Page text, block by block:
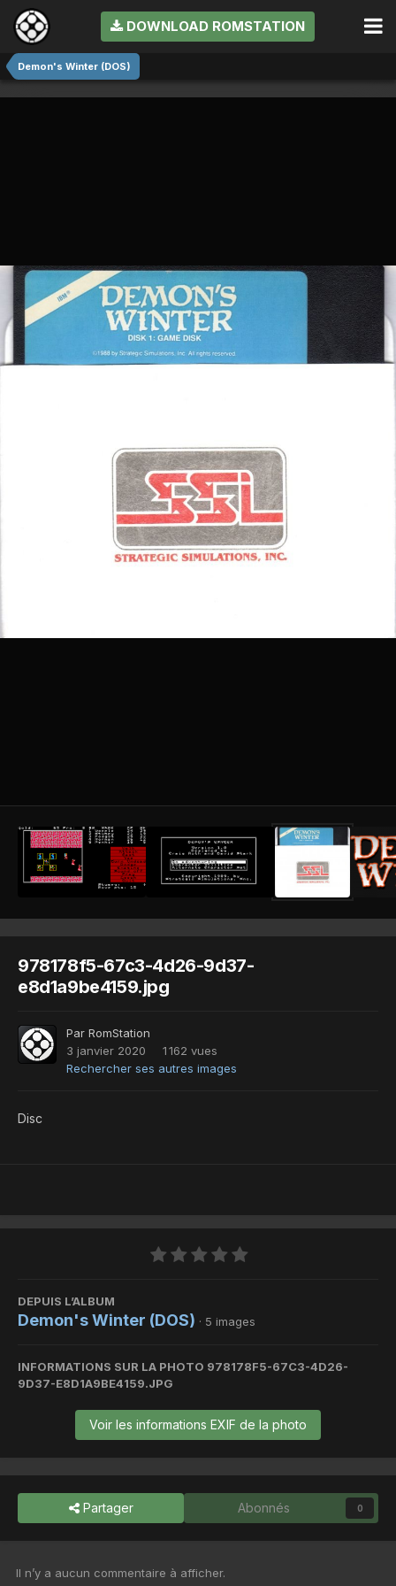
DOWNLOAD ROMSTATION
Demon's Winter (DOS)
978178f5-67c3-4d26-9d37-
e8d1a9be4159.jpg
Par RomStation
3 janvier 2020
1 162 vues
Rechercher ses autres images
Disc
DEPUIS L’ALBUM
Demon's Winter (DOS) · 5 images
INFORMATIONS SUR LA PHOTO 978178F5-67C3-4D26-
9D37-E8D1A9BE4159.JPG
Voir les informations EXIF de la photo
Partager Abonnés 0
Il n’y a aucun commentaire à afficher.